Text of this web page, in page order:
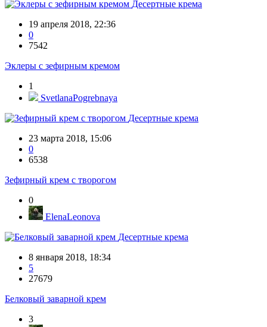
Десертные крема
19 апреля 2018, 22:36
0
7542
Эклеры с зефирным кремом
1
SvetlanaPogrebnaya
Десертные крема
23 марта 2018, 15:06
0
6538
Зефирный крем с творогом
0
ElenaLeonova
Десертные крема
8 января 2018, 18:34
5
27679
Белковый заварной крем
3